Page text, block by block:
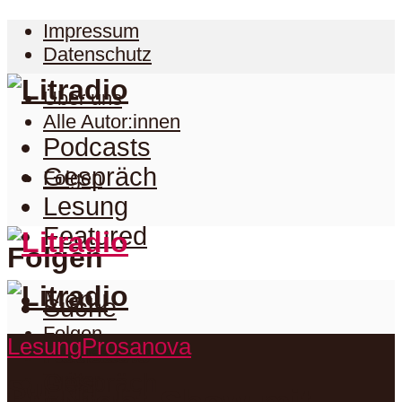
Impressum
Datenschutz
Über uns
Alle Autor:innen
Folgen
Folgen
Folgen
Facebook
Podcasts
Gespräch
Lesung
Featured
Menu
Suche
Podcasts
LesungProsanova